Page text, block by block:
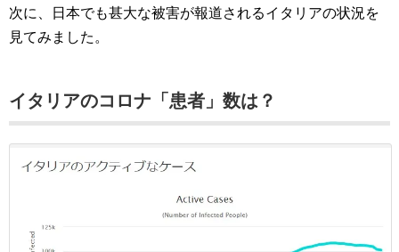
次に、日本でも甚大な被害が報道されるイタリアの状況を
見てみました。
イタリアのコロナ「患者」数は？